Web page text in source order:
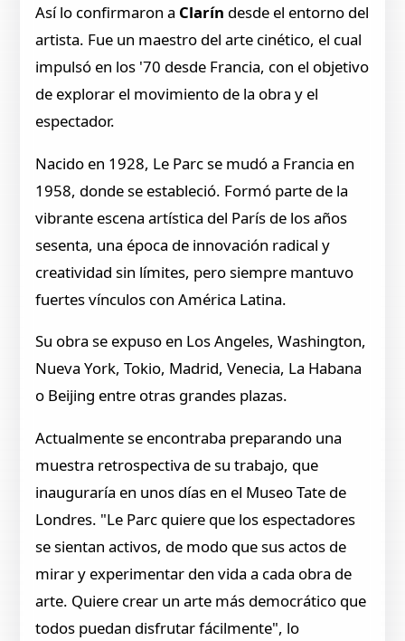
Así lo confirmaron a Clarín desde el entorno del
artista. Fue un maestro del arte cinético, el cual
impulsó en los '70 desde Francia, con el objetivo
de explorar el movimiento de la obra y el
espectador.
Nacido en 1928, Le Parc se mudó a Francia en
1958, donde se estableció. Formó parte de la
vibrante escena artística del París de los años
sesenta, una época de innovación radical y
creatividad sin límites, pero siempre mantuvo
fuertes vínculos con América Latina.
Su obra se expuso en Los Angeles, Washington,
Nueva York, Tokio, Madrid, Venecia, La Habana
o Beijing entre otras grandes plazas.
Actualmente se encontraba preparando una
muestra retrospectiva de su trabajo, que
inauguraría en unos días en el Museo Tate de
Londres. "Le Parc quiere que los espectadores
se sientan activos, de modo que sus actos de
mirar y experimentar den vida a cada obra de
arte. Quiere crear un arte más democrático que
todos puedan disfrutar fácilmente", lo